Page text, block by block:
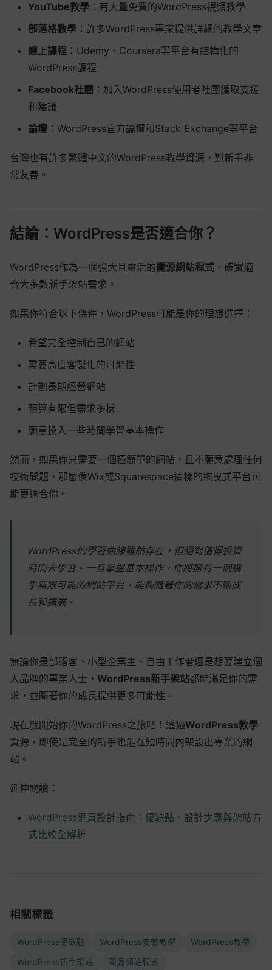
YouTube教學 ：有大量免費的WordPress視頻教學
部落格教學 ：許多WordPress專家提供詳細的教學文章
線上課程 ：Udemy、Coursera等平台有結構化的
WordPress課程
Facebook社團 ：加入WordPress使用者社團獲取支援
和建議
論壇 ：WordPress官方論壇和Stack Exchange等平台
台灣也有許多繁體中文的WordPress教學資源，對新手非
常友善。
結論：WordPress是否適合你？
WordPress作為一個強大且靈活的 開源網站程式 ，確實適
合大多數新手架站需求。
如果你符合以下條件，WordPress可能是你的理想選擇：
希望完全控制自己的網站
需要高度客製化的可能性
計劃長期經營網站
預算有限但需求多樣
願意投入一些時間學習基本操作
然而，如果你只需要一個極簡單的網站，且不願意處理任何
技術問題，那麼像Wix或Squarespace這樣的拖曳式平台可
能更適合你。
WordPress的學習曲線雖然存在，但絕對值得投資
時間去學習。一旦掌握基本操作，你將擁有一個幾
乎無限可能的網站平台，能夠隨著你的需求不斷成
長和擴展。
無論你是部落客、小型企業主、自由工作者還是想要建立個
人品牌的專業人士， WordPress新手架站都能滿足你的需
求，並隨著你的成長提供更多可能性。
現在就開始你的WordPress之旅吧！透過WordPress教學
資源，即使是完全的新手也能在短時間內架設出專業的網
站。
延伸閱讀：
WordPress網頁設計指南：優缺點、設計步驟與架站方
式比較全解析
相關標籤
WordPress優缺點 WordPress安裝教學 WordPress教學
WordPress新手架站 開源網站程式